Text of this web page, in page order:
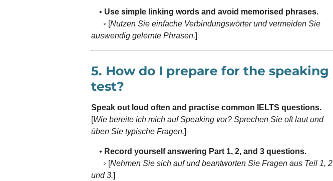
• Use simple linking words and avoid memorised phrases.
◦ [Nutzen Sie einfache Verbindungswörter und vermeiden Sie
auswendig gelernte Phrasen.]
5. How do I prepare for the speaking
test?
Speak out loud often and practise common IELTS questions.
[Wie bereite ich mich auf Speaking vor? Sprechen Sie oft laut und
üben Sie typische Fragen.]
• Record yourself answering Part 1, 2, and 3 questions.
◦ [Nehmen Sie sich auf und beantworten Sie Fragen aus Teil 1, 2
und 3.]